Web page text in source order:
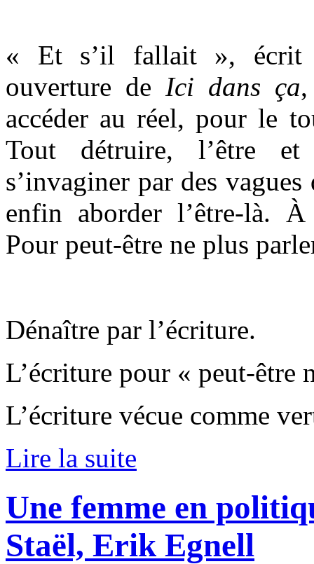
« Et s’il fallait », écrit
ouverture de Ici dans ça
accéder au réel, pour le
Tout détruire, l’être
s’invaginer par des
enfin aborder l’être-là.
Pour peut-être ne plus
Dénaître par l’écriture.
L’écriture pour « peut-être
L’écriture vécue comme
Lire la suite
Une femme en
Staël, Erik Egnell